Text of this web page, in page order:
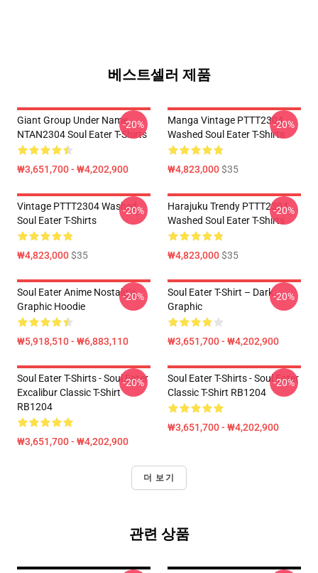
베스트셀러 제품
Giant Group Under Name
NTAN2304 Soul Eater T-Shirts
₩3,651,700 - ₩4,202,900
-20%
Manga Vintage PTTT2304
Washed Soul Eater T-Shirts
₩4,823,000$35
-20%
Vintage PTTT2304 Washed
Soul Eater T-Shirts
₩4,823,000$35
-20%
Harajuku Trendy PTTT2304
Washed Soul Eater T-Shirts
₩4,823,000$35
-20%
Soul Eater Anime Nostalgia
Graphic Hoodie
₩5,918,510 - ₩6,883,110
-20%
Soul Eater T-Shirt – Dark
Graphic
₩3,651,700 - ₩4,202,900
-20%
Soul Eater T-Shirts - Soul Eater
Excalibur Classic T-Shirt
RB1204
₩3,651,700 - ₩4,202,900
-20%
Soul Eater T-Shirts - Soul Eater
Classic T-Shirt RB1204
₩3,651,700 - ₩4,202,900
-20%
더 보기
관련 상품